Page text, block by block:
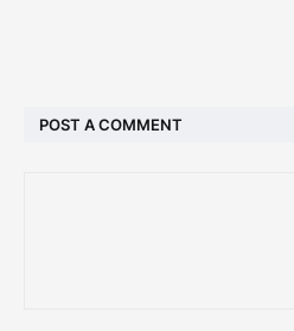
POST A COMMENT